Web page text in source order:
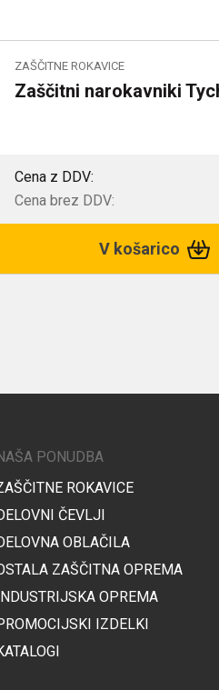
ZAŠČITNE ROKAVICE
Zaščitni narokavniki
Cena z DDV:
Cena brez DDV:
V košarico
PONUDBA
ROKAVICE
ČEVLJI
OBLAČILA
ZAŠČITNA OPREMA
INDUSTRIJSKA OPREMA
IZDELKI